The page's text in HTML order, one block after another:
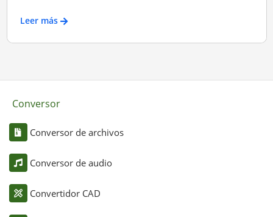
Leer más
Conversor
Conversor de archivos
Conversor de audio
Convertidor CAD